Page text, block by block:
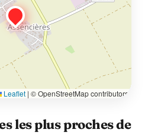
Leaflet | © OpenStreetMap contributors
les plus proches de